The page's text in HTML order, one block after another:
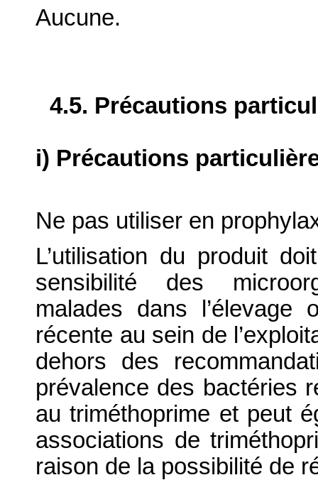
Aucune.
4.5. Précautions
i) Précautions
Ne pas utiliser en
L’utilisation du produit
sensibilité des
malades dans l’élevage
récente au sein de
dehors des
prévalence des bactéries
au triméthoprime et peut
associations de
raison de la possibilité de